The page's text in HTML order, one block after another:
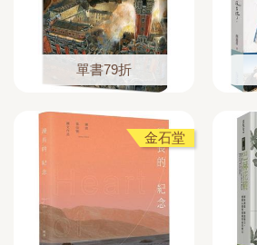
單書79折
金石堂